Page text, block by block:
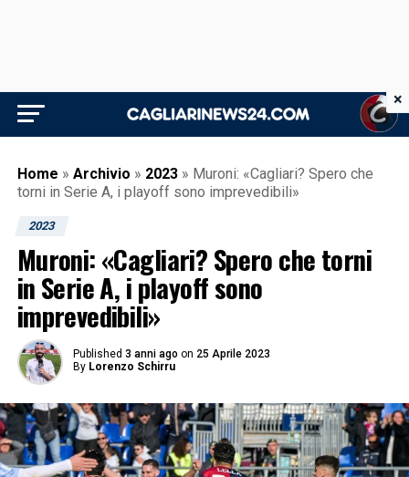
Home » Archivio » 2023 » Muroni: «Cagliari? Spero che
torni in Serie A, i playoff sono imprevedibili»
2023
Muroni: «Cagliari? Spero che torni
in Serie A, i playoff sono
imprevedibili»
Published 3 anni ago on 25 Aprile 2023
By Lorenzo Schirru
×